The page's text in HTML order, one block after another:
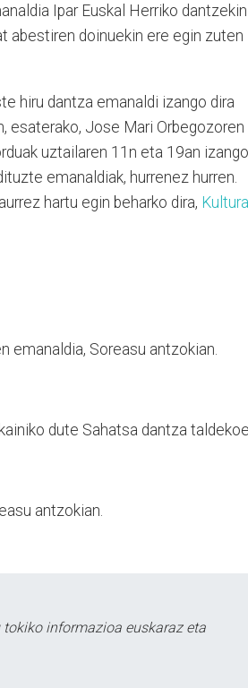
Ipar Euskal Herriko dantzekin
abestiren doinuekin ere egin zuten
hiru dantza emanaldi izango dira
esaterako, Jose Mari Orbegozoren
uztailaren 11n eta 19an izango
emanaldiak, hurrenez hurren.
hartu egin beharko dira,
emanaldia, Soreasu antzokian.
dute Sahatsa dantza
antzokian.
informazioa euskaraz eta